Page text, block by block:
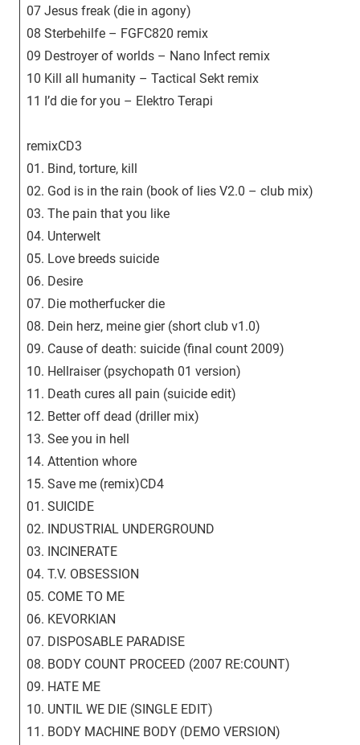
07 Jesus freak (die in agony)
08 Sterbehilfe – FGFC820 remix
09 Destroyer of worlds – Nano Infect remix
10 Kill all humanity – Tactical Sekt remix
11 I’d die for you – Elektro Terapi
remixCD3
01. Bind, torture, kill
02. God is in the rain (book of lies V2.0 – club mix)
03. The pain that you like
04. Unterwelt
05. Love breeds suicide
06. Desire
07. Die motherfucker die
08. Dein herz, meine gier (short club v1.0)
09. Cause of death: suicide (final count 2009)
10. Hellraiser (psychopath 01 version)
11. Death cures all pain (suicide edit)
12. Better off dead (driller mix)
13. See you in hell
14. Attention whore
15. Save me (remix)CD4
01. SUICIDE
02. INDUSTRIAL UNDERGROUND
03. INCINERATE
04. T.V. OBSESSION
05. COME TO ME
06. KEVORKIAN
07. DISPOSABLE PARADISE
08. BODY COUNT PROCEED (2007 RE:COUNT)
09. HATE ME
10. UNTIL WE DIE (SINGLE EDIT)
11. BODY MACHINE BODY (DEMO VERSION)